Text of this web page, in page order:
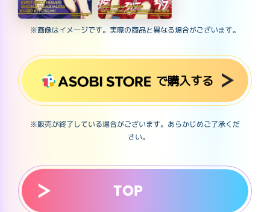
※画像はイメージです。実際の商品と異なる場合がございます。
で購入する
※販売が終了している場合がございます。あらかじめご了承くだ
さい。
TOP